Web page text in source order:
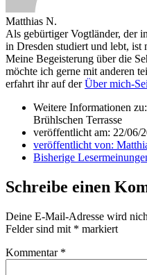
Matthias N.
Als gebürtiger Vogtländer, der
in Dresden studiert und lebt, ist
Meine Begeisterung über die
möchte ich gerne mit anderen
erfahrt ihr auf derÜber mich-
Weitere Informationen
Brühlschen Terrasse
veröffentlicht am: 22/06/
veröffentlicht von:
Bisherige
Schreibe einen
Deine E-Mail-Adresse wird
Felder sind mit * markiert
Kommentar *